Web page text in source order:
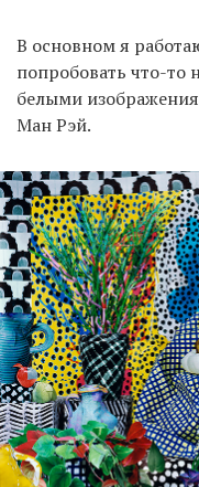
В основном я
попробовать что-то
белыми
Ман Рэй.